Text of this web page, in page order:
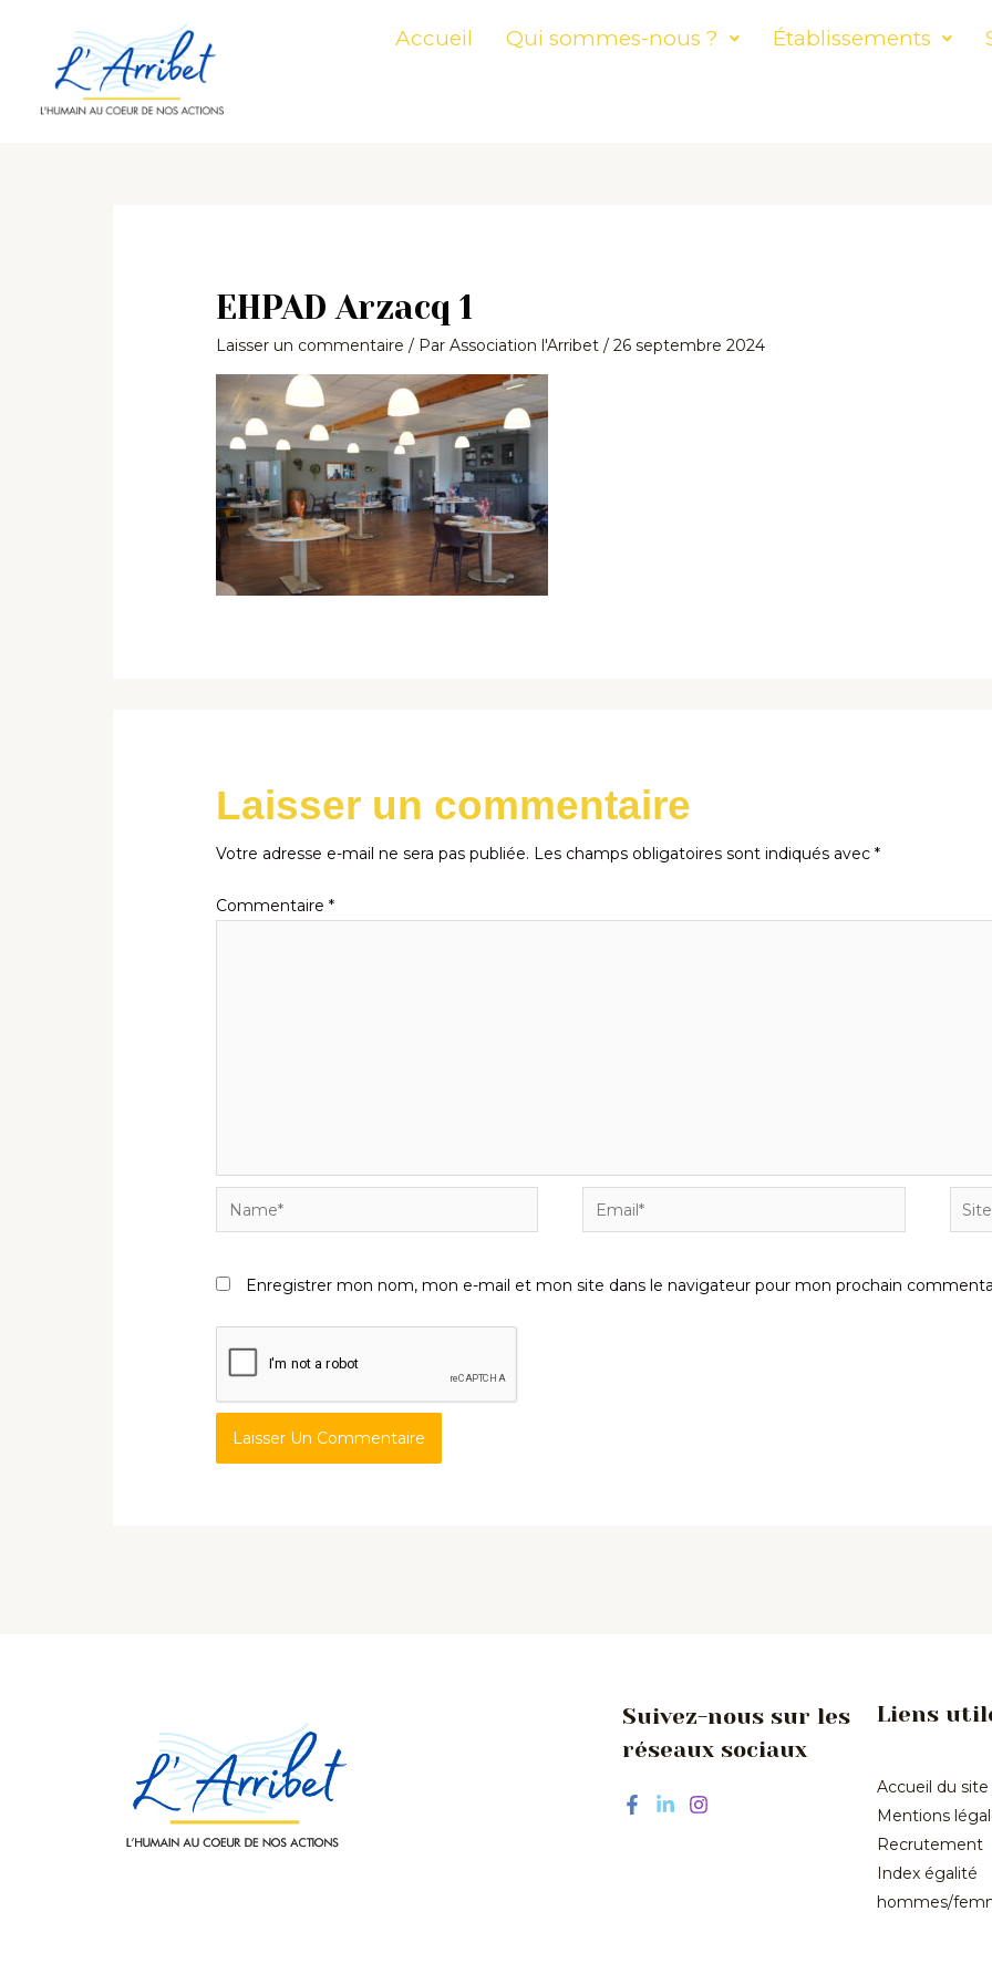
contenu
Accueil Qui sommes-nous ? Établissements
EHPAD Arzacq 1
Laisser un commentaire / ParAssociation l'Arribet/26 septembre 2024
Laisser un commentaire
Votre adresse e-mail ne sera pas publiée. Les champs obligatoires sont indiqués avec*
Commentaire*
Name* Email*
Site
Enregistrer mon nom, mon e-mail et mon site dans le navigateur pour mon prochain
Suivez-nous sur les
réseaux sociaux
Liens
Accueil du site
Mentions
Recrutement
Index égalité
hommes/